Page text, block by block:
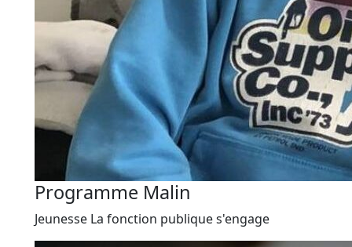
Programme Malin
Jeunesse La fonction publique s'engage